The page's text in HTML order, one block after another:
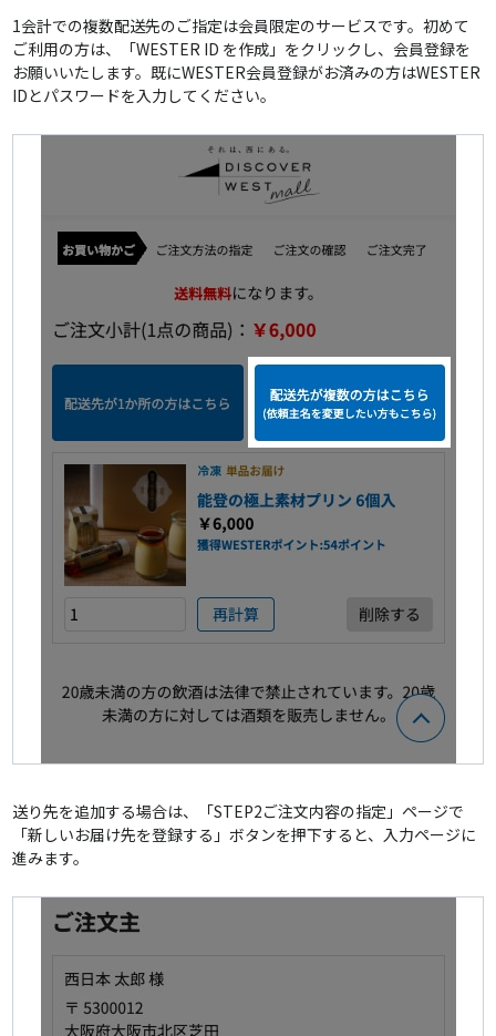
1会計での複数配送先のご指定は会員限定のサービスです。初めて
ご利用の方は、「WESTER ID を作成」をクリックし、会員登録を
お願いいたします。既にWESTER会員登録がお済みの方はWESTER
IDとパスワードを入力してください。
送り先を追加する場合は、「STEP2ご注文内容の指定」ページで
「新しいお届け先を登録する」ボタンを押下すると、入力ページに
進みます。